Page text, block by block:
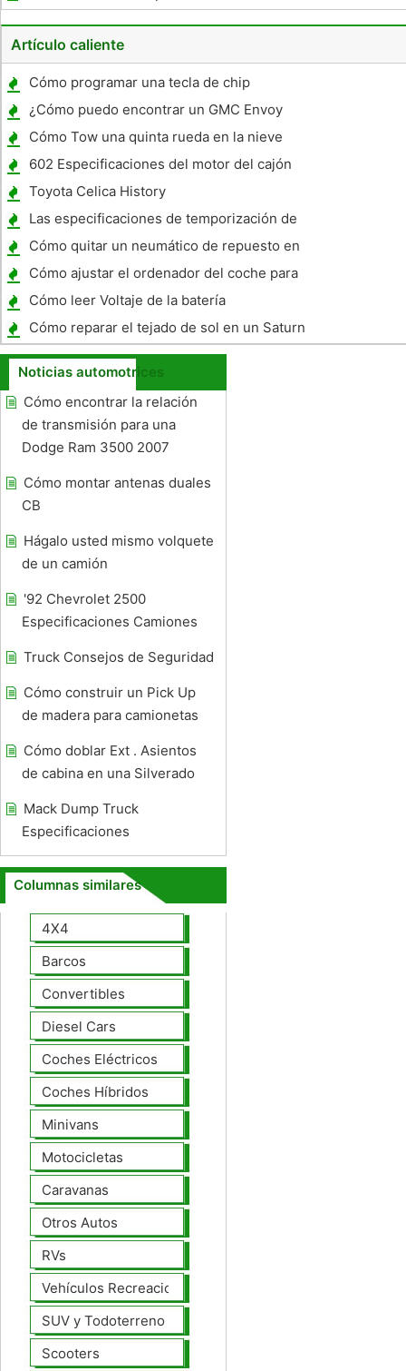
Artículo caliente
Cómo programar una tecla de chip
¿Cómo puedo encontrar un GMC Envoy
New ?
Cómo Tow una quinta rueda en la nieve
602 Especificaciones del motor del cajón
Toyota Celica History
Las especificaciones de temporización de
encendido
Cómo quitar un neumático de repuesto en
un Mazda MPV 2002
Cómo ajustar el ordenador del coche para
el mejor ahorro
Cómo leer Voltaje de la batería
Cómo reparar el tejado de sol en un Saturn
VUE
Noticias automotrices
Cómo encontrar la relación
de transmisión para una
Dodge Ram 3500 2007
Cómo montar antenas duales
CB
Hágalo usted mismo volquete
de un camión
'92 Chevrolet 2500
Especificaciones Camiones
Truck Consejos de Seguridad
Cómo construir un Pick Up
de madera para camionetas
Cómo doblar Ext . Asientos
de cabina en una Silverado
Mack Dump Truck
Especificaciones
Columnas similares
4X4
Barcos
Convertibles
Diesel Cars
Coches Eléctricos
Coches Híbridos
Minivans
Motocicletas
Caravanas
Otros Autos
RVs
Vehículos Recreacionales
SUV y Todoterreno
Scooters